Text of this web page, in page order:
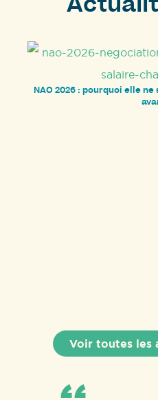
NAO 2026 : pourquoi elle
Voir toutes les